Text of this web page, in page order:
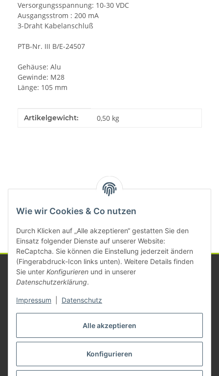
Alle akzeptieren
Konfigurieren
Wie wir Cookies & Co nutzen
Durch Klicken auf „Alle akzeptieren“ gestatten Sie den
Einsatz folgender Dienste auf unserer Website:
ReCaptcha. Sie können die Einstellung jederzeit ändern
(Fingerabdruck-Icon links unten). Weitere Details finden
Sie unter Konfigurieren und in unserer
Datenschutzerklärung.
Impressum Datenschutz
Versorgungsspannung: 10-30 VDC
Ausgangsstrom : 200 mA
3-Draht Kabelanschluß
PTB-Nr. III B/E-24507
Gehäuse: Alu
Gewinde: M28
Länge: 105 mm
Produkteigenschaft
Wert
Artikelgewicht: 0,50 kg
Kategorien
Gesetzliche Informationen
Vertrag widerrufen
* Alle Preise zzgl. gesetzlicher USt., zzgl.Versand